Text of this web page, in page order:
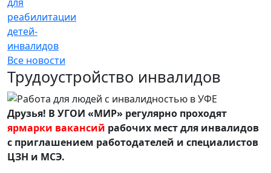
реабилитации
детей-
инвалидов
Все новости
Трудоустройство инвалидов
Друзья! В УГОИ «МИР» регулярно проходят
ярмарки вакансий рабочих мест для инвалидов
с приглашением работодателей и специалистов
ЦЗН и МСЭ.